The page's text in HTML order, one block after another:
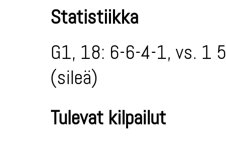
Statistiikka
G1, 18: 6-6-4-1, vs. 1
(sileä)
Tulevat kilpailut